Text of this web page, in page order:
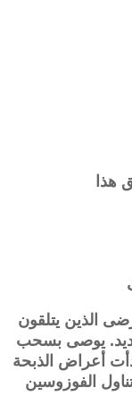
هذا
الذين يتلقون
يوصى بسحب
24 ساعة. إذا بدأت أعراض الذبحة
الفوزوسين